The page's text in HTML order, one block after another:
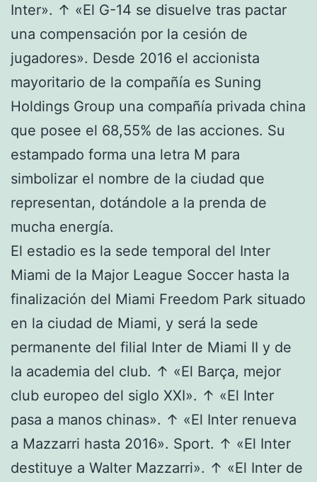
Inter». ↑ «El G-14 se disuelve tras pactar
una compensación por la cesión de
jugadores». Desde 2016 el accionista
mayoritario de la compañía es Suning
Holdings Group una compañía privada china
que posee el 68,55% de las acciones. Su
estampado forma una letra M para
simbolizar el nombre de la ciudad que
representan, dotándole a la prenda de
mucha energía.
El estadio es la sede temporal del Inter
Miami de la Major League Soccer hasta la
finalización del Miami Freedom Park situado
en la ciudad de Miami, y será la sede
permanente del filial Inter de Miami II y de
la academia del club. ↑ «El Barça, mejor
club europeo del siglo XXI». ↑ «El Inter
pasa a manos chinas». ↑ «El Inter renueva
a Mazzarri hasta 2016». Sport. ↑ «El Inter
destituye a Walter Mazzarri». ↑ «El Inter de